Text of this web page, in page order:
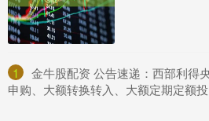
1
金牛股配资 公告速递：西部利得
申购、大额转换转入、大额定期定额